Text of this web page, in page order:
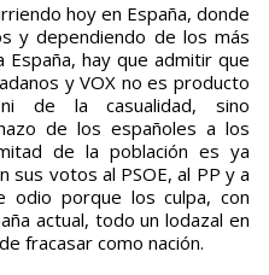
y dependiendo de los más
hay que admitir que
y VOX no es producto
de la casualidad, sino
de los españoles a los
de la población es ya
sus votos al PSOE, al PP y a
odio porque los culpa, con
actual, todo un lodazal en
fracasar como nación.